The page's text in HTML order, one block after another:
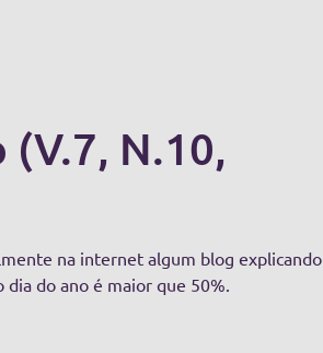
N.10,
na internet algum blog explicando
dia do ano é maior que 50%.